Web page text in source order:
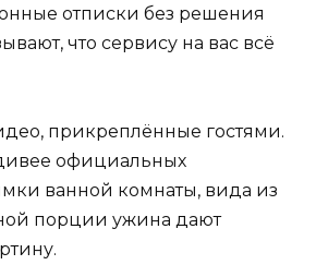
отписки без решения
что сервису на вас всё
прикреплённые гостями.
официальных
ванной комнаты, вида из
порции ужина дают